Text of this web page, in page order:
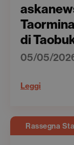
di
05/05/
Leggi
Rassegna